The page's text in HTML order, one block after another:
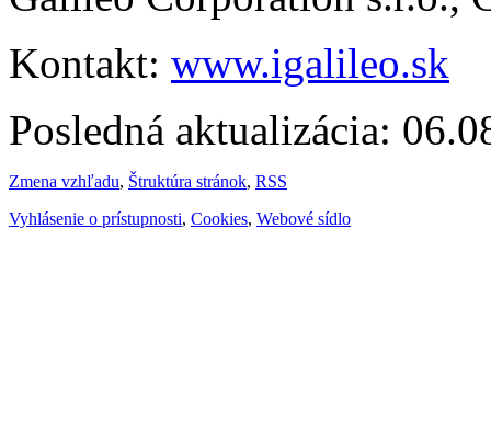
Kontakt: www.igalileo.sk
Posledná aktualizácia:
Zmena vzhľadu, Štruktúra stránok, RSS
Vyhlásenie o prístupnosti, Cookies, Webové sídlo